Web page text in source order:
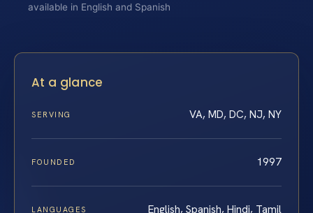
available in English and Spanish
At a glance
SERVING VA, MD, DC, NJ, NY
FOUNDED 1997
LANGUAGES English, Spanish, Hindi, Tamil